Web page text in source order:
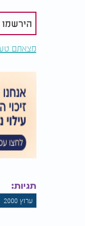
השנה אף
מצאתם
תגיות:
ערוץ 2000